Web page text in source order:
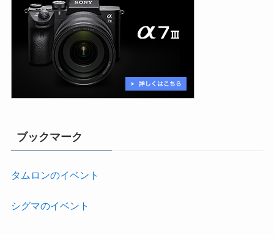
ブックマーク
タムロンのイベント
シグマのイベント